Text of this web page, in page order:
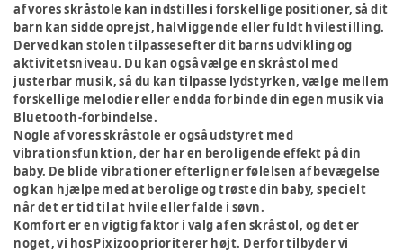
af vores skråstole kan indstilles i forskellige positioner, så dit
barn kan sidde oprejst, halvliggende eller fuldt hvilestilling.
Derved kan stolen tilpasses efter dit barns udvikling og
aktivitetsniveau. Du kan også vælge en skråstol med
justerbar musik, så du kan tilpasse lydstyrken, vælge mellem
forskellige melodier eller endda forbinde din egen musik via
Bluetooth-forbindelse.
Nogle af vores skråstole er også udstyret med
vibrationsfunktion, der har en beroligende effekt på din
baby. De blide vibrationer efterligner følelsen af bevægelse
og kan hjælpe med at berolige og trøste din baby, specielt
når det er tid til at hvile eller falde i søvn.
Komfort er en vigtig faktor i valg af en skråstol, og det er
noget, vi hos Pixizoo prioriterer højt. Derfor tilbyder vi